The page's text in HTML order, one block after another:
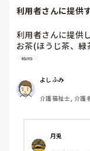
利用者さんに提供
利用者さんに提供
お茶(ほうじ茶、
供していますが、
提供している施設
施設
よしふみ
介護福祉士, 介護
月兎